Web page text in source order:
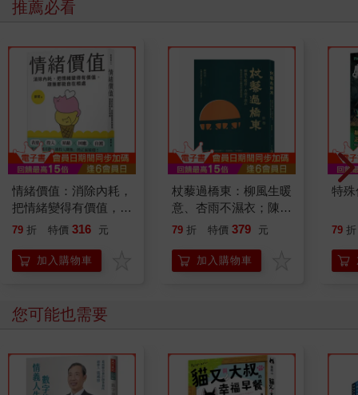
推薦必看
情緒價值：消除內耗，
把情緒變得有價值，跟
誰都能自在相處
79 折 特價 316 元
加入購物車
杖藜過橋東：柳風生暖
意、杏雨不濕衣；陳亮
恭談以心轉境的適齡漫
79 折 特價 379 元
加入購物車
特
79 折
您可能也需要